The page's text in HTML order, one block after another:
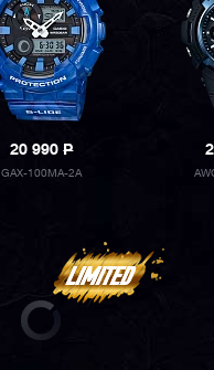
20 990P
GAX-100MA-2A